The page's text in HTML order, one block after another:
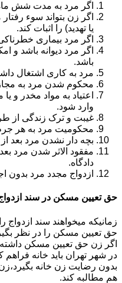
اگر مرد به مدت شش
اگر زن بتواند سوء
یا تهدید) را اثبات کند.
اگر مرد بیماری
اگر مرد دیوانه باشد و
باشد.
مرد به کاری اشتغال
محکوم شدن مرد به مجازات ۵ سال حبس و یا
اعتیاد به مواد مخدر و
وارد شود.
غیبت و ترک زندگی
محکومیت مرد به هر
بچه دار نشدن مرد بعد
مفقود الاثر شدن مرد
دادگاه.
ازدواج مجدد مرد بدون
حق تعیین مسکن در سند
زمانیکه میخواهند سند ازدواج
حق تعیین مسکن را در نظر
اگر زن حق تعیین مسکن داشته
در شهر تهران باید خانه
بدون رضایت زن خانه بگیرد،زن
هم مطالبه کند.